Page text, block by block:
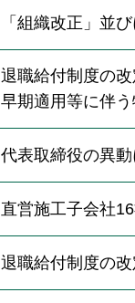
「組織改正」並
退職給付制度の
早期適用等に伴
代表取締役の異
直営施工子会社
退職給付制度の